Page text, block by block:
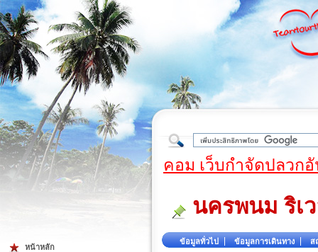
ต้
คอม เว็บกำจัดปลวก
นครพนม ริเ
ข้อมูลทั่วไป ข้อมูลการเดินทาง ส
หน้าหลัก